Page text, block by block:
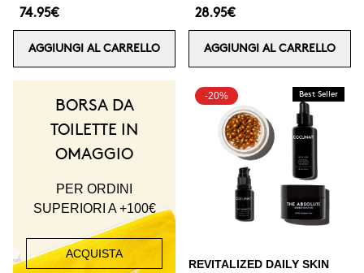
74.95€
AGGIUNGI AL CARRELLO
28.95€
AGGIUNGI AL CARRELLO
BORSA DA
TOILETTE IN
OMAGGIO
PER ORDINI
SUPERIORI A +100€
ACQUISTA
-20% Best Seller
REVITALIZED DAILY SKIN